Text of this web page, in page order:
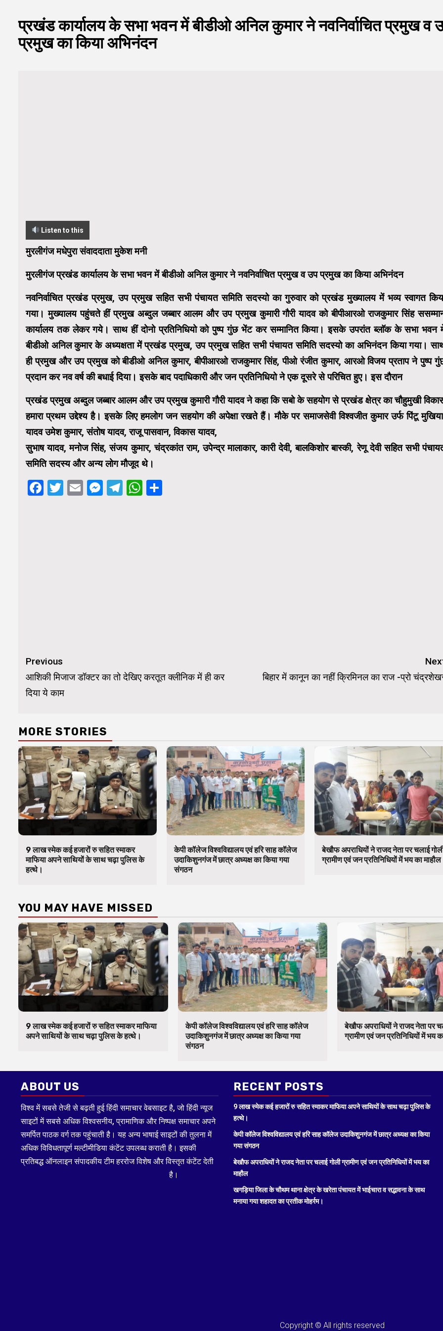
प्रखंड कार्यालय के सभा भवन में बीडीओ अनिल कुमार ने नवनिर्वाचित प्रमुख व
प्रमुख का किया अभिनंदन
Listen to this
मुरलीगंज मधेपुरा संवाददाता मुकेश मनी
मुरलीगंज प्रखंड कार्यालय के सभा भवन में बीडीओ अनिल कुमार ने नवनिर्वाचित प्रमुख व उप प्रमुख का किया अभिनंदन
नवनिर्वाचित प्रखंड प्रमुख, उप प्रमुख सहित सभी पंचायत समिति सदस्यो का गुरुवार को प्रखंड मुख्यालय में भव्य स्वागत
गया। मुख्यालय पहुंचते हीं प्रमुख अब्दुल जब्बार आलम और उप प्रमुख कुमारी गौरी यादव को बीपीआरओ राजकुमार सिंह
कार्यालय तक लेकर गये। साथ हीं दोनो प्रतिनिधियो को पुष्प गुंछ भेंट कर सम्मानित किया। इसके उपरांत ब्लाॅक के सभा भवन
बीडीओ अनिल कुमार के अध्यक्षता में प्रखंड प्रमुख, उप प्रमुख सहित सभी पंचायत समिति सदस्यो का अभिनंदन किया गया।
ही प्रमुख और उप प्रमुख को बीडीओ अनिल कुमार, बीपीआरओ राजकुमार सिंह, पीओ रंजीत कुमार, आरओ विजय प्रताप ने पुष्प
प्रदान कर नव वर्ष की बधाई दिया। इसके बाद पदाधिकारी और जन प्रतिनिधियो ने एक दूसरे से परिचित हुए। इस दौरान
प्रखंड प्रमुख अब्दुल जब्बार आलम और उप प्रमुख कुमारी गौरी यादव ने कहा कि सबो के सहयोग से प्रखंड क्षेत्र का चौहुमुखी
हमारा प्रथम उद्देश्य है। इसके लिए हमलोग जन सहयोग की अपेक्षा रखते हैं। मौके पर समाजसेवी विश्वजीत कुमार उर्फ पिंटू
यादव उमेश कुमार, संतोष यादव, राजू पासवान, विकास यादव,
सुभाष यादव, मनोज सिंह, संजय कुमार, चंद्रकांत राम, उपेन्द्र मालाकार, कारी देवी, बालकिशोर बास्की, रेणू देवी सहित सभी
समिति सदस्य और अन्य लोग मौजूद थे।
Facebook
Twitter
EmailMessenger
Telegram
WhatsApp
Continue
Reading
Previous
आशिकी मिजाज डॉक्टर का तो देखिए करतूत क्लीनिक में ही कर
दिया ये काम
बिहार में कानून का नहीं क्रिमिनल का राज -प्रो
MORE STORIES
9 लाख स्मेक कई हजारों रु सहित स्माकर
माफिया अपने साथियों के साथ चढ़ा पुलिस के
हत्थे।
केपी कॉलेज विश्वविद्यालय एवं हरि साह कॉलेज
उदाकिशुनगंज में छात्र अध्यक्ष का किया गया
संगठन
बेखौफ अपराधियों ने राजद नेता पर चलाई
ग्रामीण एवं जन प्रतिनिधियों में भय का माहौल
YOU MAY HAVE MISSED
9 लाख स्मेक कई हजारों रु सहित स्माकर माफिया
अपने साथियों के साथ चढ़ा पुलिस के हत्थे।
केपी कॉलेज विश्वविद्यालय एवं हरि साह कॉलेज
उदाकिशुनगंज में छात्र अध्यक्ष का किया गया
संगठन
बेखौफ अपराधियों ने राजद नेता पर
ग्रामीण एवं जन प्रतिनिधियों में भय
ABOUT US
विश्व में सबसे तेजी से बढ़ती हुई हिंदी समाचार वेबसाइट है, जो हिंदी न्यूज
साइटों में सबसे अधिक विश्वसनीय, प्रामाणिक और निष्पक्ष समाचार अपने
समर्पित पाठक वर्ग तक पहुंचाती है। यह अन्य भाषाई साइटों की तुलना में
अधिक विविधतापूर्ण मल्टीमीडिया कंटेंट उपलब्ध कराती है। इसकी
प्रतिबद्ध ऑनलाइन संपादकीय टीम हररोज विशेष और विस्तृत कंटेंट देती
है।
RECENT POSTS
9 लाख स्मेक कई हजारों रु सहित स्माकर माफिया अपने साथियों के साथ चढ़ा पुलिस के
हत्थे।
केपी कॉलेज विश्वविद्यालय एवं हरि साह कॉलेज उदाकिशुनगंज में छात्र अध्यक्ष का किया
गया संगठन
बेखौफ अपराधियों ने राजद नेता पर चलाई गोली ग्रामीण एवं जन प्रतिनिधियों में भय का
माहौल
खगड़िया जिला के चौथम थाना क्षेत्र के खरेता पंचायत में भाईचारा व सद्भावना के साथ
मनाया गया शहादत का प्रतीक मोहर्रम।
Copyright © All rights reserved